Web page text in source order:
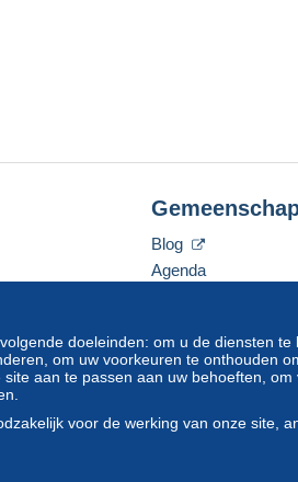
doeleinden: om u de diensten
om uw voorkeuren te onthouden
aan te passen aan uw behoeften,
voor de werking van onze site,
Blog
Agenda
voorbehouden.